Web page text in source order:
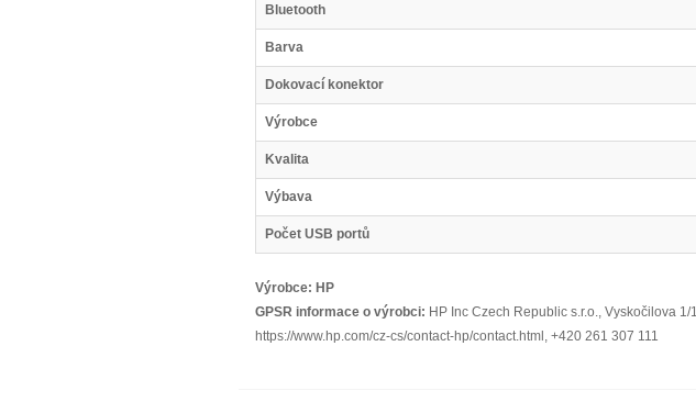
Bluetooth
Barva
Dokovací konektor
Výrobce
Kvalita
Výbava
Počet USB portů
Výrobce: HP
GPSR informace o výrobci: HP Inc Czech Republic s.r.o., Vyskočilova
https://www.hp.com/cz-cs/contact-hp/contact.html, +420 261 307 111